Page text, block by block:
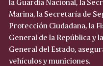
Marina, la Secretaría de
Protección Ciudadana, la
General de la República y
General del Estado,
vehículos y municiones.